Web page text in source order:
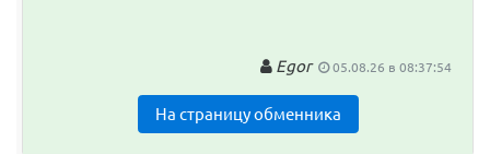
Egor 05.08.26 в 08:37:54
На страницу обменника